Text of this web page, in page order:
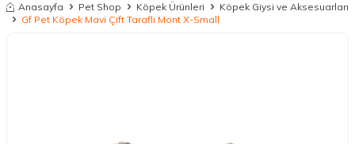
Anasayfa Pet Shop Köpek Ürünleri
Köpek Giysi ve Aksesuarları
Gf Pet Köpek Mavi Çift Taraflı Mont X-Small